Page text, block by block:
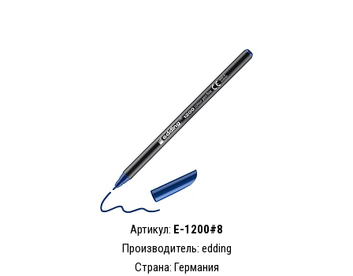
Артикул: E-1200#8
Производитель: edding
Страна: Германия